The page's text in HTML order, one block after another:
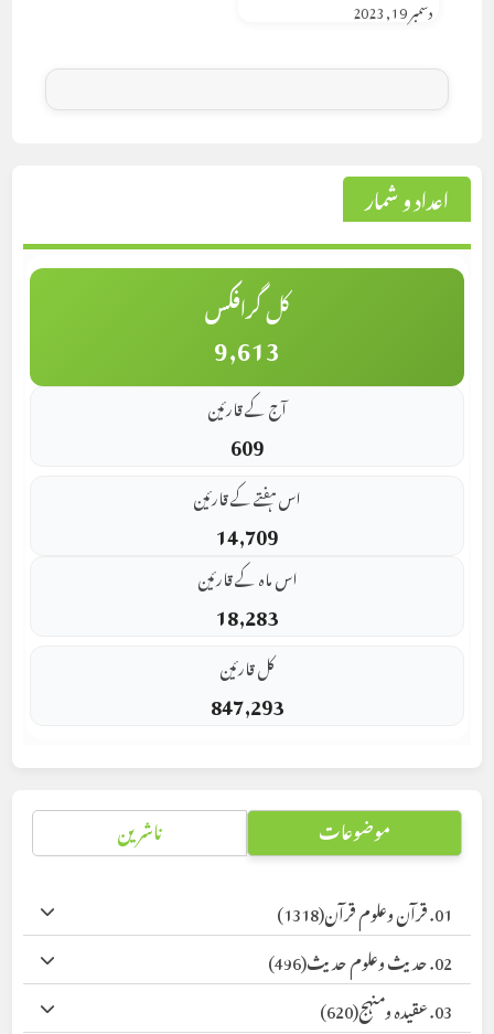
دسمبر 19, 2023
اعداد و شمار
کل گرافکس
9,613
آج کے قارئین
609
اس ہفتے کے قارئین
14,709
اس ماہ کے قارئین
18,283
کل قارئین
847,293
موضوعات ناشرین
01. قرآن وعلوم قرآن
(1318)
02. حدیث وعلوم حدیث
(496)
03. عقیدہ ومنہج
(620)